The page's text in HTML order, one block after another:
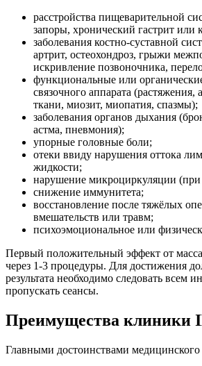
расстройства пищеварительной
запоры, хронический гастрит или
заболевания костно-суставной
артрит, остеохондроз, грыжи
искривление позвоночника,
функциональные или
связочного аппарата
ткани, миозит, миопатия, спазмы);
заболевания органов дыхания
астма, пневмония);
упорные головные боли;
отеки ввиду нарушения оттока
жидкости;
нарушение микроциркуляции (при
снижение иммунитета;
восстановление после тяжёлых
вмешательств или травм;
психоэмоциональное или
Первый положительный эффект от
через 1-3 процедуры. Для достижения
результата необходимо следовать всем
пропускать сеансы.
Преимущества клиники
Главными достоинствами медицинского